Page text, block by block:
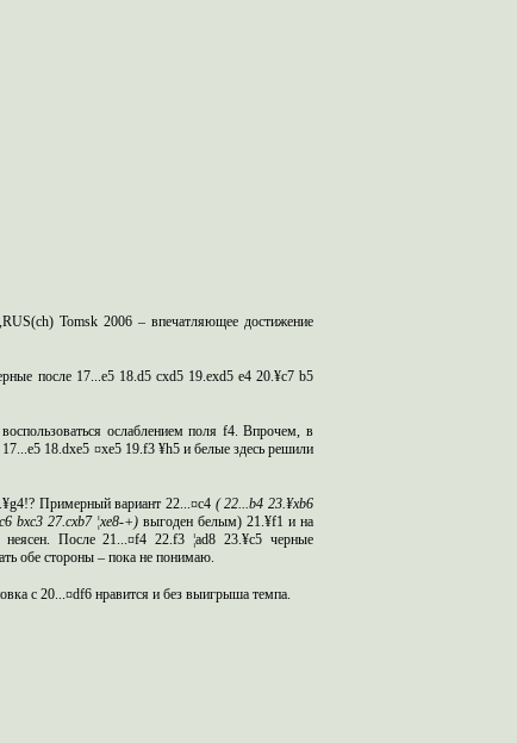
,RUS(ch)Tomsk 2006 – впечатляющее достижение
после 17...e5 18.d5 cxd5 19.exd5 e4 20.¥c7 b5
воспользоваться ослаблением поля f4. Впрочем, в
18.dxe5 ¤xe5 19.f3 ¥h5 и белые здесь решили
Примерный вариант 22...¤c4 ( 22...b4 23.¥xb6
bxc3 27.cxb7 ¦xe8-+) выгоден белым) 21.¥f1 и на
После 21...¤f4 22.f3 ¦ad8 23.¥c5 черные
обе стороны – пока не понимаю.
с 20...¤df6 нравится и без выигрыша темпа.